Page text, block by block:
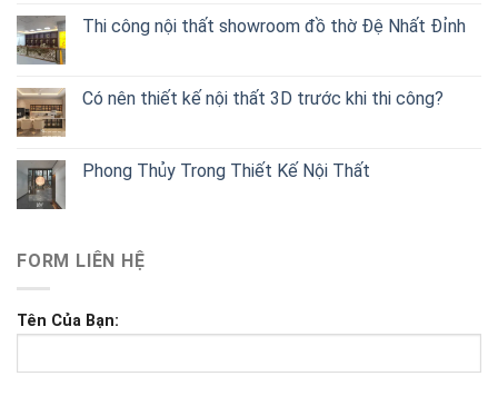
Thi công nội thất showroom đồ thờ Đệ Nhất Đỉnh
Có nên thiết kế nội thất 3D trước khi thi công?
Phong Thủy Trong Thiết Kế Nội Thất
FORM LIÊN HỆ
Tên Của Bạn: